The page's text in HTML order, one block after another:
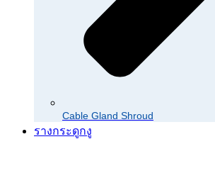
Cable Gland Shroud
รางกระดูกงู